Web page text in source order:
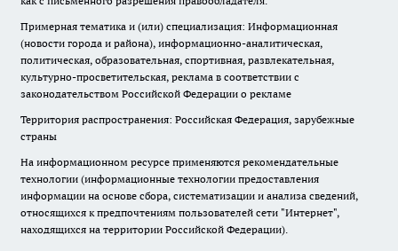
Примерная тематика и (или) специализация: Информационная
(новости города и района), информационно-аналитическая,
политическая, образовательная, спортивная, развлекательная,
культурно-просветительская, реклама в соответствии с
законодательством Российской Федерации о рекламе
Территория распространения: Российская Федерация, зарубежные
страны
На информационном ресурсе применяются рекомендательные
технологии (информационные технологии предоставления
информации на основе сбора, систематизации и анализа сведений,
относящихся к предпочтениям пользователей сети "Интернет",
находящихся на территории Российской Федерации).